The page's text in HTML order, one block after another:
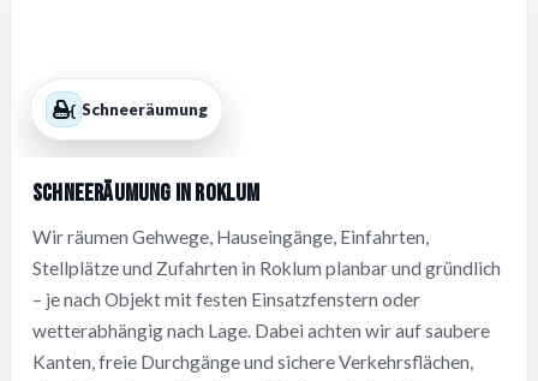
Schneeräumung
Schneeräumung in Roklum
Wir räumen Gehwege, Hauseingänge, Einfahrten,
Stellplätze und Zufahrten in Roklum planbar und gründlich
– je nach Objekt mit festen Einsatzfenstern oder
wetterabhängig nach Lage. Dabei achten wir auf saubere
Kanten, freie Durchgänge und sichere Verkehrsflächen,